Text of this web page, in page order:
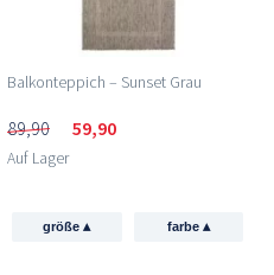
Balkonteppich – Sunset Grau
89,90 59,90
Auf Lager
größe▴ farbe ▴